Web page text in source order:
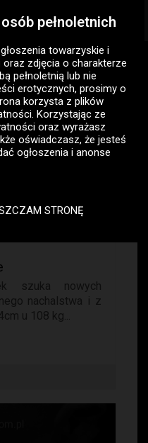
panów
Pan szuka pary
Wrocław
szuka nowych
nachalstwa i z
u 108 kg...
pełnoletnich
towarzyskie i
oraz zdjęcia o charakterze
pełnoletnią lub nie
erotycznych, prosimy o
korzysta z plików
. Korzystając ze
oraz wyrażasz
oświadczasz, że jesteś
ogłoszenia i anonse
STRONĘ